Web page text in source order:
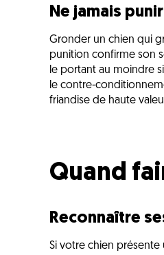
Ne jamais
Gronder un chien qui
punition confirme son
le portant au moindre
le contre-
friandise de haute
Quand
Reconnaître
Si votre chien